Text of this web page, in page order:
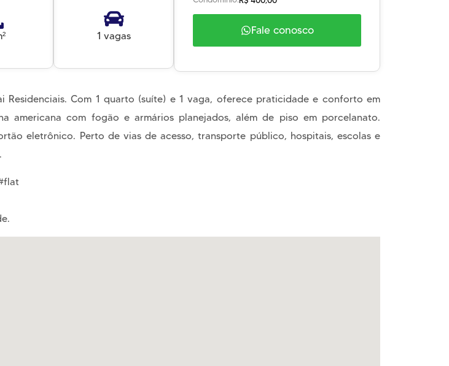
1 vagas Fale conosco
Residenciais. Com 1 quarto (suíte) e 1 vaga, oferece praticidade e conforto em
americana com fogão e armários planejados, além de piso em porcelanato.
eletrônico. Perto de vias de acesso, transporte público, hospitais, escolas e